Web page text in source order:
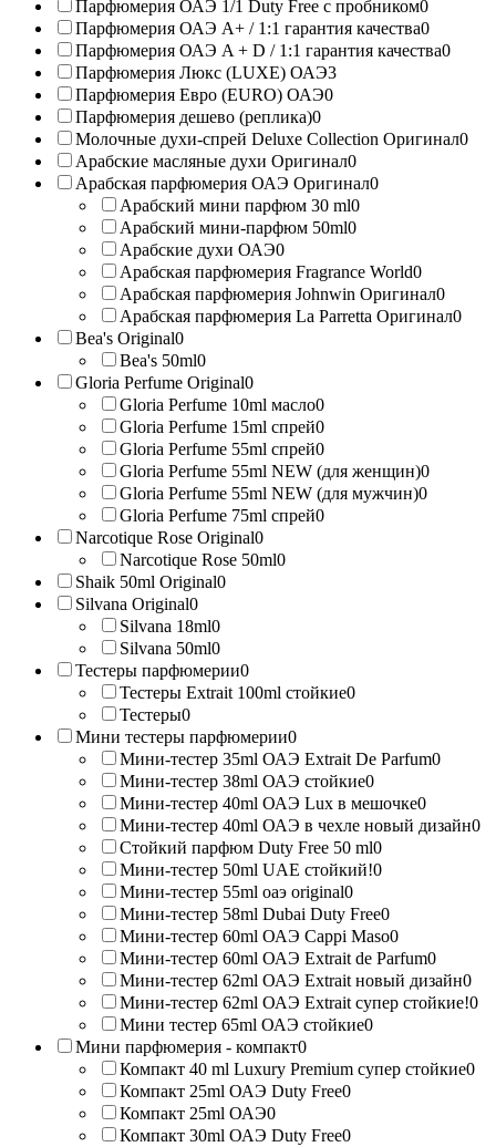
Парфюмерия ОАЭ 1/1 Duty Free с пробником0
Парфюмерия ОАЭ A+ / 1:1 гарантия качества0
Парфюмерия ОАЭ A + D / 1:1 гарантия качества0
Парфюмерия Люкс (LUXE) ОАЭ3
Парфюмерия Евро (EURO) ОАЭ0
Парфюмерия дешево (реплика)0
Молочные духи-спрей Deluxe Collection Оригинал0
Арабские масляные духи Оригинал0
Арабская парфюмерия ОАЭ Оригинал0
Арабский мини парфюм 30 ml0
Арабский мини-парфюм 50ml0
Арабские духи ОАЭ0
Арабская парфюмерия Fragrance World0
Арабская парфюмерия Johnwin Оригинал0
Арабская парфюмерия La Parretta Оригинал0
Bea's Original0
Bea's 50ml0
Gloria Perfume Original0
Gloria Perfume 10ml масло0
Gloria Perfume 15ml спрей0
Gloria Perfume 55ml спрей0
Gloria Perfume 55ml NEW (для женщин)0
Gloria Perfume 55ml NEW (для мужчин)0
Gloria Perfume 75ml спрей0
Narcotique Rose Original0
Narcotique Rose 50ml0
Shaik 50ml Original0
Silvana Original0
Silvana 18ml0
Silvana 50ml0
Тестеры парфюмерии0
Тестеры Extrait 100ml стойкие0
Тестеры0
Мини тестеры парфюмерии0
Мини-тестер 35ml ОАЭ Extrait De Parfum0
Мини-тестер 38ml ОАЭ стойкие0
Мини-тестер 40ml ОАЭ Lux в мешочке0
Мини-тестер 40ml ОАЭ в чехле новый дизайн0
Стойкий парфюм Duty Free 50 ml0
Мини-тестер 50ml UAE стойкий!0
Мини-тестер 55ml оаэ original0
Мини-тестер 58ml Dubai Duty Free0
Мини-тестер 60ml ОАЭ Cappi Maso0
Мини-тестер 60ml ОАЭ Extrait de Parfum0
Мини-тестер 62ml ОАЭ Extrait новый дизайн0
Мини-тестер 62ml ОАЭ Extrait супер стойкие!0
Мини тестер 65ml ОАЭ стойкие0
Мини парфюмерия - компакт0
Компакт 40 ml Luxury Premium супер стойкие0
Компакт 25ml ОАЭ Duty Free0
Компакт 25ml ОАЭ0
Компакт 30ml ОАЭ Duty Free0